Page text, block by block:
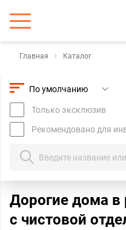
Главная Каталог
Только эксклюзив
Рекомендовано для
Дорогие дома в
с чистовой